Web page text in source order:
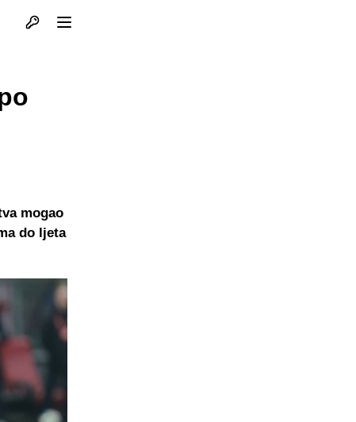
Otvori profil
mogao
do ljeta